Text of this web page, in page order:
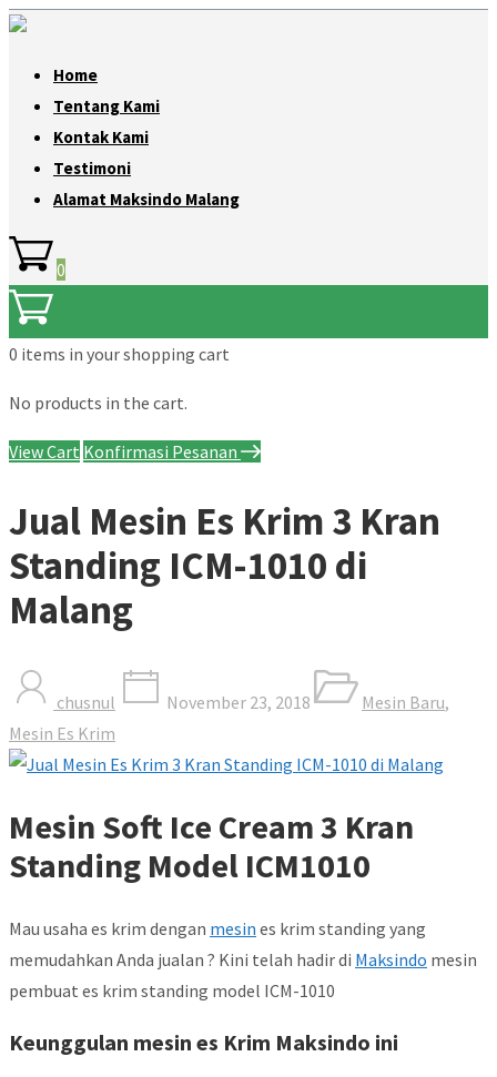
Home
Tentang Kami
Kontak Kami
Testimoni
Alamat Maksindo Malang
0
0 items in your shopping cart
No products in the cart.
View Cart Konfirmasi Pesanan
Jual Mesin Es Krim 3 Kran
Standing ICM-1010 di
Malang
chusnul November 23, 2018 Mesin Baru,
Mesin Es Krim
Mesin Soft Ice Cream 3 Kran
Standing Model ICM1010
Mau usaha es krim dengan mesin es krim standing yang
memudahkan Anda jualan ? Kini telah hadir di Maksindo mesin
pembuat es krim standing model ICM-1010
Keunggulan mesin es Krim Maksindo ini